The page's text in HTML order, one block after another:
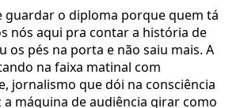
guardar o diploma porque quem tá
nós aqui pra contar a história de
os pés na porta e não saiu mais. A
na faixa matinal com
jornalismo que dói na consciência
máquina de audiência girar como